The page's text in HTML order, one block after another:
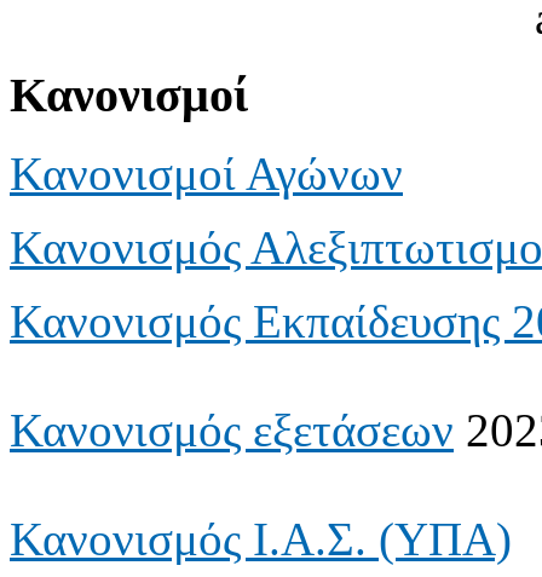
Κανονισμοί
Κανονισμοί Αγώνων
Κανονισμός
Κανονισμός Εκπαίδευσης
Κανονισμός εξετάσεων
Κανονισμός Ι.Α.Σ. (ΥΠΑ)